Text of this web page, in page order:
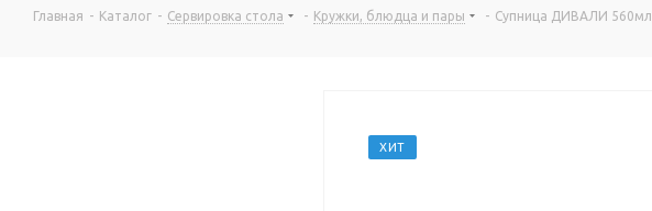
Главная - Каталог - Сервировка стола - Кружки, блюдца и пары - Супница ДИВАЛИ 560мл
ХИТ